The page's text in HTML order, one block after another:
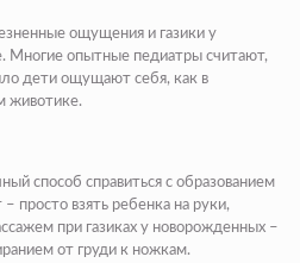
ощущения и газики у
Многие опытные педиатры считают,
дети ощущают себя, как в
животике.
способ справиться с образованием
просто взять ребенка на руки,
при газиках у новорожденных –
от груди к ножкам.